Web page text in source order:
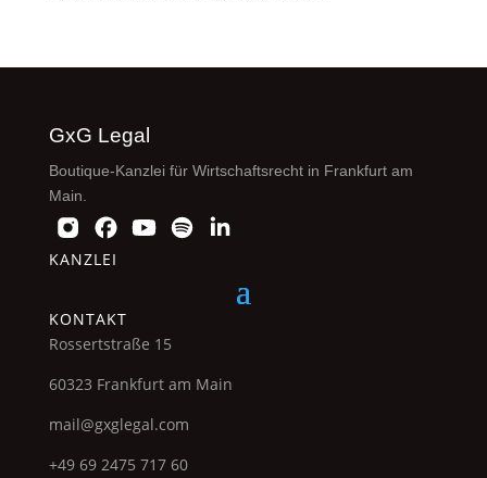
GxG Legal
Boutique-Kanzlei für Wirtschaftsrecht in Frankfurt am
Main.
KANZLEI
KONTAKT
Rossertstraße 15
60323 Frankfurt am Main
mail@gxglegal.com
+49 69 2475 717 60